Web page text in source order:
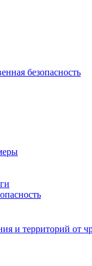
безопасность
и территорий от